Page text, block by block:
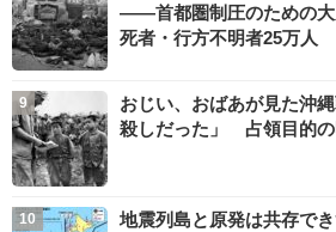
――首都圏制圧のための
死者・行方不明者25万人
おじい、おばあが見た沖
殺しだった」 占領目的の
地震列島と原発は共存で